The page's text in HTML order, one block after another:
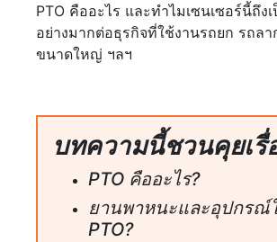
PTO คืออะไร และทำไมเซนเซอร์นี้ถึง
อย่างมากต่อธุรกิจที่ใช้งานรถยก รถล
ขนาดใหญ่ ฯลฯ
บทความนี้ชวนคุยเรื่
PTO คืออะไร?
ยานพาหนะและอุปกรณ์
PTO?